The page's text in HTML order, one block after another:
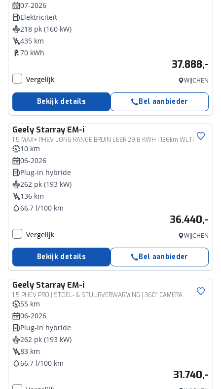
07-2026
Elektriciteit
218 pk (160 kW)
435 km
70 kWh
37.888,-
Vergelijk WIJCHEN
Bekijk details Bel aanbieder
Geely Starray EM-i
1.5 MAX+ PHEV LONG RANGE BRUIN LEER 29,8 KWH | 136km WLTP | PANORAMADAK | MASSAGE /STOEL/VERW/KOELING
10 km
06-2026
Plug-in hybride
262 pk (193 kW)
136 km
66,7 l/100 km
36.440,-
Vergelijk WIJCHEN
Bekijk details Bel aanbieder
Geely Starray EM-i
1.5 PHEV PRO | STOEL- & STUURVERWARMING | 360° CAMERA
55 km
06-2026
Plug-in hybride
262 pk (193 kW)
83 km
66,7 l/100 km
31.740,-